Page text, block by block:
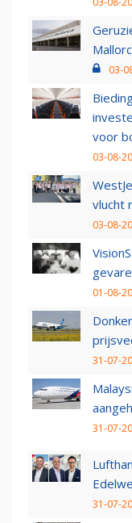
03-
voor
03-08-
vlucht
03-08-
01-08-
31-07-
31-07-
31-07-